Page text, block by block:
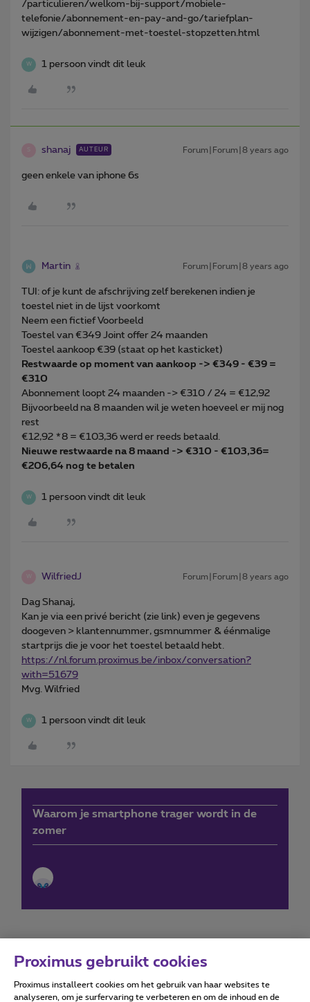
/particulieren/welkom-bij-support/mobiele-
telefonie/abonnement-en-pay-and-go/tariefplan-
wijzigen/abonnement-met-toestel-stopzetten.html
W 1 persoon vindt dit leuk
shanaj AUTEUR Forum|Forum|8 years ago
geen enkele van iphone 6s
Martin Forum|Forum|8 years ago
TUI: of je kunt de afschrijving zelf berekenen indien je
toestel niet in de lijst voorkomt
Neem een fictief Voorbeeld
Toestel van €349 Joint offer 24 maanden
Toestel aankoop €39 (staat op het kasticket)
Restwaarde op moment van aankoop -> €349 - €39 =
€310
Abonnement loopt 24 maanden -> €310 / 24 = €12,92
Bijvoorbeeld na 8 maanden wil je weten hoeveel er mij nog
rest
€12,92 *8 = €103,36 werd er reeds betaald.
Nieuwe restwaarde na 8 maand -> €310 - €103,36=
€206,64 nog te betalen
W 1 persoon vindt dit leuk
WilfriedJ Forum|Forum|8 years ago
Dag Shanaj,
Kan je via een privé bericht (zie link) even je gegevens
doogeven > klantennummer, gsmnummer & éénmalige
startprijs die je voor het toestel betaald hebt.
https://nl.forum.proximus.be/inbox/conversation?
with=51679
Mvg. Wilfried
W 1 persoon vindt dit leuk
Waarom je smartphone trager wordt in de
zomer
Forumvoorwaarden Accessibility statement
Proximus gebruikt cookies
Proximus installeert cookies om het gebruik van haar websites te
analyseren, om je surfervaring te verbeteren en om de inhoud en de